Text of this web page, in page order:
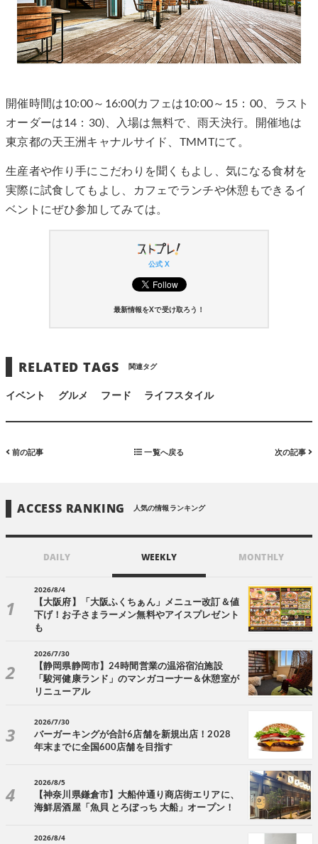
開催時間は10:00～16:00(カフェは10:00～15：00、ラスト
オーダーは14：30)、入場は無料で、雨天決行。開催地は
東京都の天王洲キャナルサイド、TMMTにて。
生産者や作り手にこだわりを聞くもよし、気になる食材を
実際に試食してもよし、カフェでランチや休憩もできるイ
ベントにぜひ参加してみては。
公式 X
最新情報をXで受け取ろう！
RELATED TAGS 関連タグ
イベント グルメ フード ライフスタイル
前の記事 一覧へ戻る 次の記事
ACCESS RANKING 人気の情報ランキング
DAILY WEEKLY MONTHLY
2026/8/4
【大阪府】「大阪ふくちぁん」メニュー改訂＆値
下げ！お子さまラーメン無料やアイスプレゼント
も
2026/7/30
【静岡県静岡市】24時間営業の温浴宿泊施設
「駿河健康ランド」のマンガコーナー＆休憩室が
リニューアル
2026/7/30
バーガーキングが合計6店舗を新規出店！2028
年末までに全国600店舗を目指す
2026/8/5
【神奈川県鎌倉市】大船仲通り商店街エリアに、
海鮮居酒屋「魚貝 とろぼっち 大船」オープン！
2026/8/4